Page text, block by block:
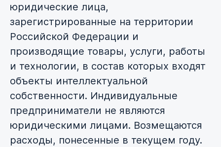
юридические лица,
зарегистрированные на территории
Российской Федерации и
производящие товары, услуги, работы
и технологии, в состав которых входят
объекты интеллектуальной
собственности. Индивидуальные
предприниматели не являются
юридическими лицами. Возмещаются
расходы, понесенные в текущем году.